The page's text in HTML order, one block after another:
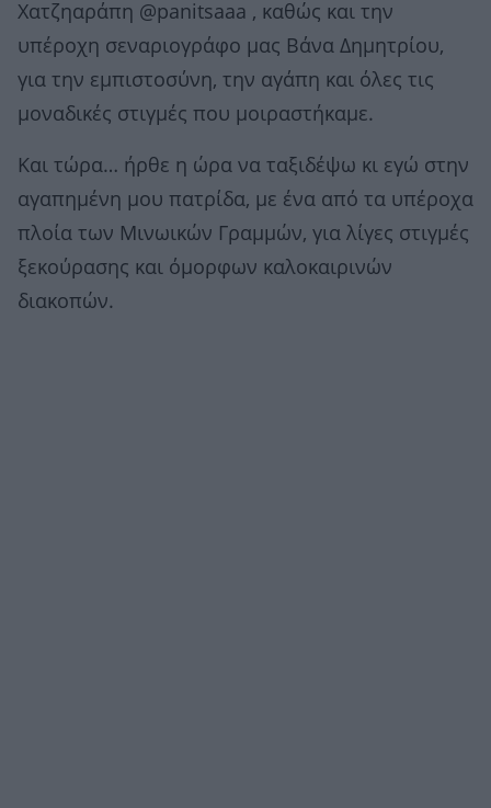
Χατζηαράπη @panitsaaa , καθώς και την
υπέροχη σεναριογράφο μας Βάνα Δημητρίου,
για την εμπιστοσύνη, την αγάπη και όλες τις
μοναδικές στιγμές που μοιραστήκαμε.
Και τώρα… ήρθε η ώρα να ταξιδέψω κι εγώ στην
αγαπημένη μου πατρίδα, με ένα από τα υπέροχα
πλοία των Μινωικών Γραμμών, για λίγες στιγμές
ξεκούρασης και όμορφων καλοκαιρινών
διακοπών.